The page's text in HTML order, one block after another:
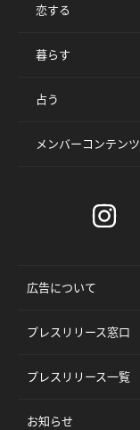
恋する
暮らす
占う
メンバーコンテンツ
広告について
プレスリリース窓口
プレスリリース一覧
お知らせ